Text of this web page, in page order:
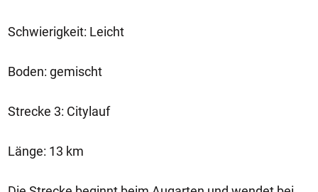
Schwierigkeit: Leicht
Boden: gemischt
Strecke 3: Citylauf
Länge: 13 km